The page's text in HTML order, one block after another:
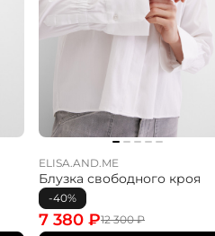
ELISA.AND.ME
Блузка свободного кроя
-40%
12 300₽
7 380 ₽